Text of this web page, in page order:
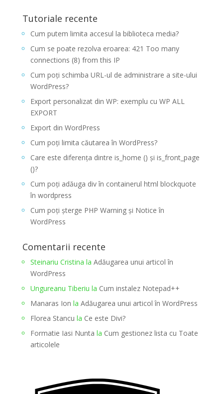
Tutoriale recente
Cum putem limita accesul la biblioteca media?
Cum se poate rezolva eroarea: 421 Too many
connections (8) from this IP
Cum poți schimba URL-ul de administrare a site-ului
WordPress?
Export personalizat din WP: exemplu cu WP ALL
EXPORT
Export din WordPress
Cum poți limita căutarea în WordPress?
Care este diferența dintre is_home () și is_front_page
()?
Cum poți adăuga div în containerul html blockquote
în wordpress
Cum poți șterge PHP Warning și Notice în
WordPress
Comentarii recente
Steinariu Cristina la Adăugarea unui articol în
WordPress
Ungureanu Tiberiu la Cum instalez Notepad++
Manaras Ion la Adăugarea unui articol în WordPress
Florea Stancu la Ce este Divi?
Formatie Iasi Nunta la Cum gestionez lista cu Toate
articolele